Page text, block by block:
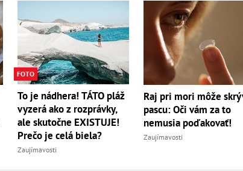
FOTO
To je nádhera! TÁTO pláž
vyzerá ako z rozprávky,
ale skutočne EXISTUJE!
Prečo je celá biela?
Zaujímavosti
Raj pri mori môže
pascu: Oči vám za to
nemusia poďakovať!
Zaujímavosti